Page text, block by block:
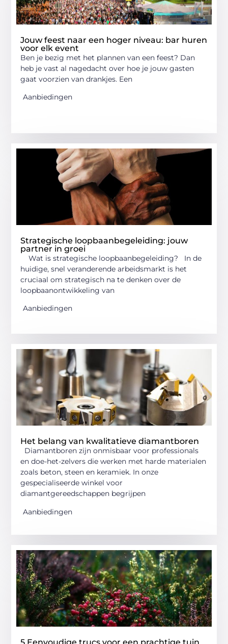
Jouw feest naar een hoger niveau: bar huren
voor elk event
Ben je bezig met het plannen van een feest? Dan
heb je vast al nagedacht over hoe je jouw gasten
gaat voorzien van drankjes. Een
Aanbiedingen
Strategische loopbaanbegeleiding: jouw
partner in groei
Wat is strategische loopbaanbegeleiding? In de
huidige, snel veranderende arbeidsmarkt is het
cruciaal om strategisch na te denken over de
loopbaanontwikkeling van
Aanbiedingen
Het belang van kwalitatieve diamantboren
Diamantboren zijn onmisbaar voor professionals
en doe-het-zelvers die werken met harde materialen
zoals beton, steen en keramiek. In onze
gespecialiseerde winkel voor
diamantgereedschappen begrijpen
Aanbiedingen